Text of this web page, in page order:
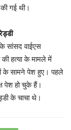
गई थी।
सांसद वाईएस
की हत्या के मामले में
के सामने पेश हुए। पहले
पेश हो चुके हैं।
के चाचा थे।